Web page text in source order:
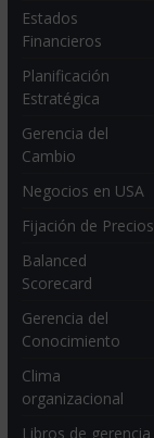
Estados
Financieros
Planificación
Estratégica
Gerencia del
Cambio
Negocios en USA
Fijación de Precios
Balanced
Scorecard
Gerencia del
Conocimiento
Clima
organizacional
Libros de gerencia